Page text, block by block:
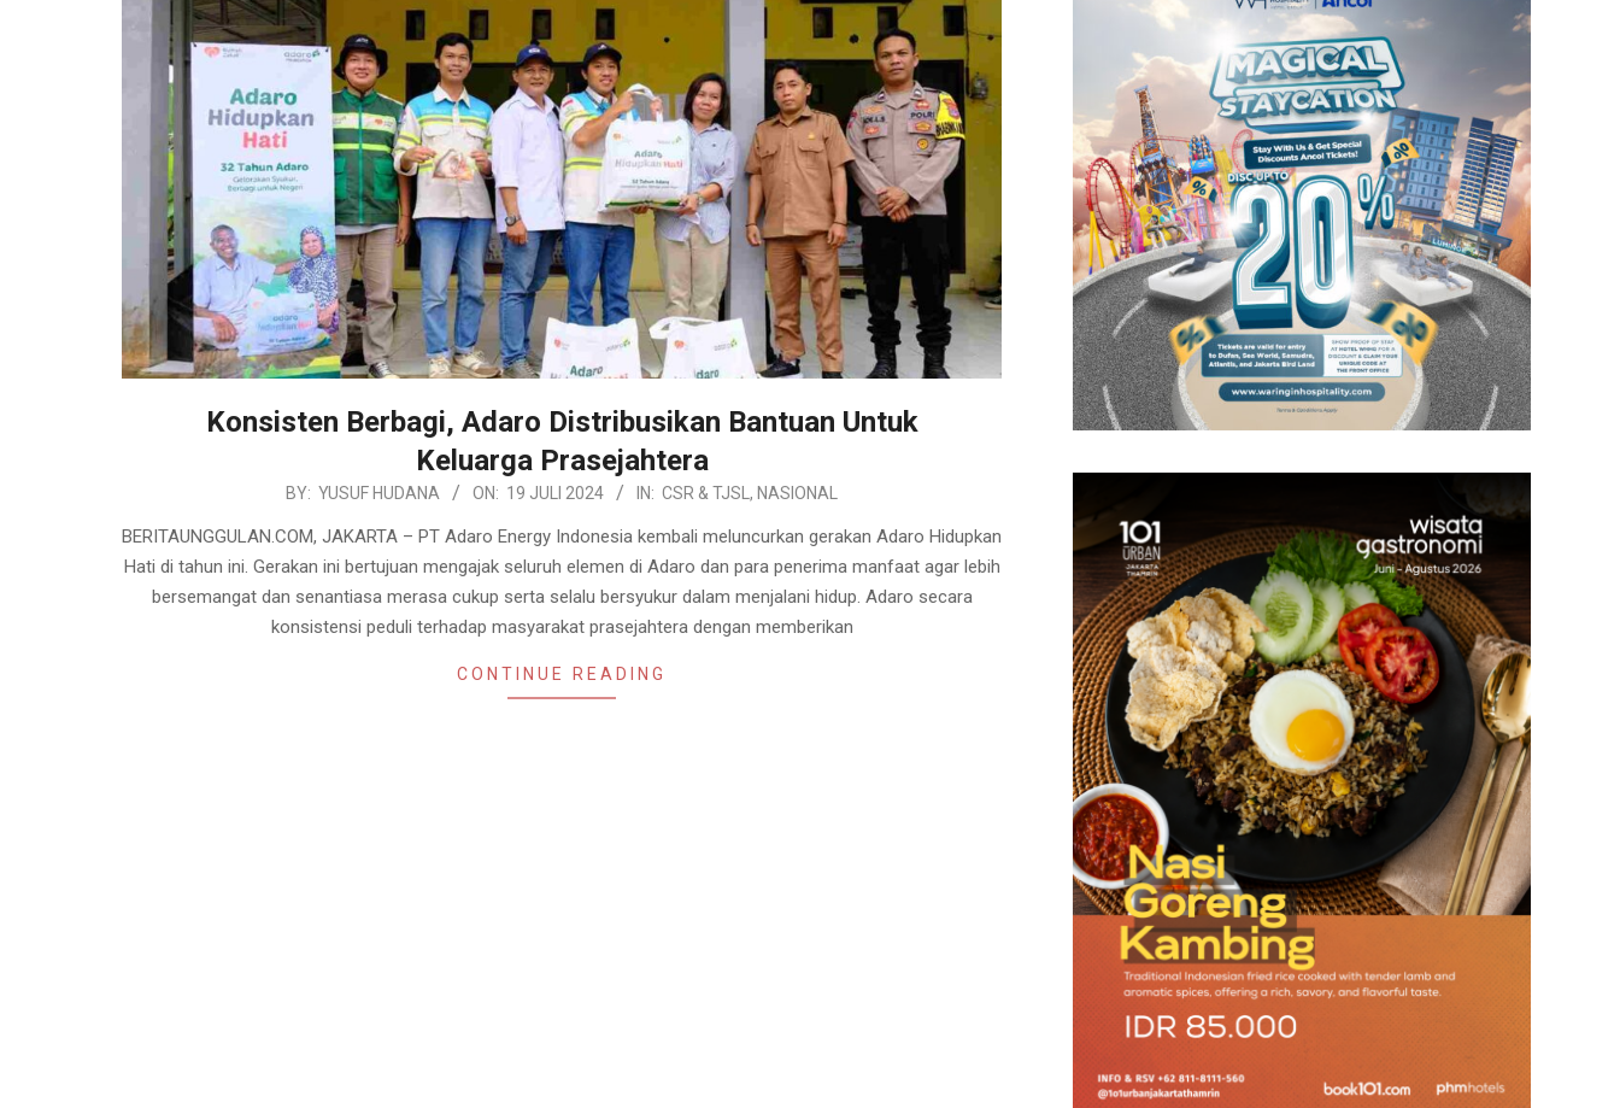
Konsisten Berbagi, Adaro Distribusikan Bantuan Untuk
Keluarga Prasejahtera
BY: YUSUF HUDANA ON: 19 JULI 2024 IN: CSR & TJSL, NASIONAL
BERITAUNGGULAN.COM, JAKARTA – PT Adaro Energy Indonesia kembali meluncurkan gerakan Adaro Hidupkan
Hati di tahun ini. Gerakan ini bertujuan mengajak seluruh elemen di Adaro dan para penerima manfaat agar lebih
bersemangat dan senantiasa merasa cukup serta selalu bersyukur dalam menjalani hidup. Adaro secara
konsistensi peduli terhadap masyarakat prasejahtera dengan memberikan
CONTINUE READING